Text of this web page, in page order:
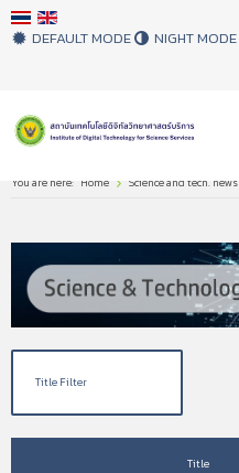
DEFAULT MODE NIGHT MODE
You are here: Home Science and tech. news
Title